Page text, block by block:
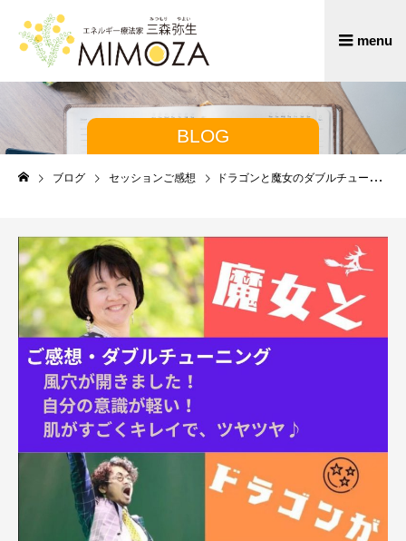
BLOG
ブログ セッションご感想 ドラゴンと魔女のダブルチューニング・その後は！